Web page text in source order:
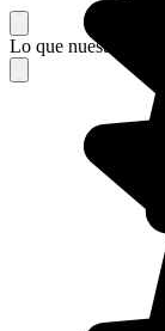
Lo que nuestros